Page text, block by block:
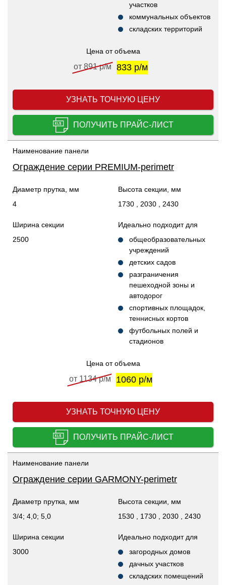
участков
коммунальных объектов
складских территорий
Цена от объема
от 891 р/м 833 р/м
УЗНАТЬ ТОЧНУЮ ЦЕНУ
ПОЛУЧИТЬ ПРАЙС-ЛИСТ
Наименование панели
Ограждение серии PREMIUM-perimetr
Диаметр прутка, мм
4
Высота секции, мм
1730 , 2030 , 2430
Ширина секции
2500
Идеально подходит для
общеобразовательных
учреждений
детских садов
разграничения
пешеходной зоны и
автодорог
спортивных площадок,
теннисных кортов
футбольных полей и
стадионов
Цена от объема
от 1134 р/м 1060 р/м
УЗНАТЬ ТОЧНУЮ ЦЕНУ
ПОЛУЧИТЬ ПРАЙС-ЛИСТ
Наименование панели
Ограждение серии GARMONY-perimetr
Диаметр прутка, мм
3/4; 4,0; 5,0
Высота секции, мм
1530 , 1730 , 2030 , 2430
Ширина секции
3000
Идеально подходит для
загородных домов
дачных участков
складских помещений